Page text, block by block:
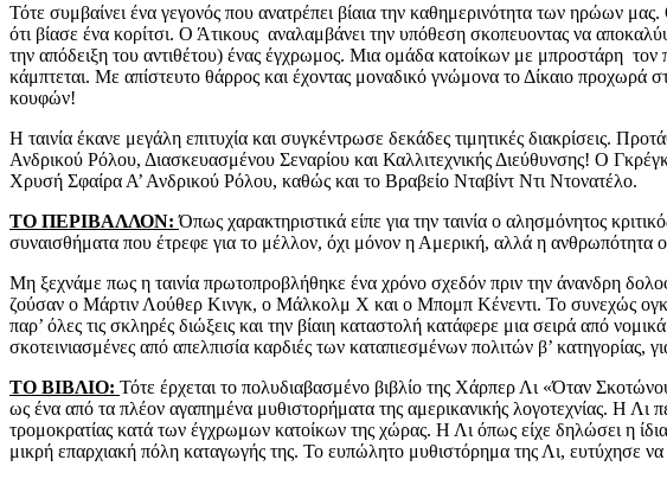
Τότε συμβαίνει ένα γεγονός που ανατρέπει βίαια την καθημερινότητα των ηρώων
ότι βίασε ένα κορίτσι. Ο Άτικους αναλαμβάνει την υπόθεση σκοπευοντας να
την απόδειξη του αντιθέτου) ένας έγχρωμος. Μια ομάδα κατοίκων με μπροστάρη
κάμπτεται. Με απίστευτο θάρρος και έχοντας μοναδικό γνώμονα το Δίκαιο
κουφών!
Η ταινία έκανε μεγάλη επιτυχία και συγκέντρωσε δεκάδες τιμητικές διακρίσεις.
Ανδρικού Ρόλου, Διασκευασμένου Σεναρίου και Καλλιτεχνικής Διεύθυνσης! Ο
Χρυσή Σφαίρα Α’ Ανδρικού Ρόλου, καθώς και το Βραβείο Νταβίντ Ντι Ντονατέλο.
ΤΟ ΠΕΡΙΒΑΛΛΟΝ:Όπως χαρακτηριστικά είπε για την ταινία ο αλησμόνητος
συναισθήματα που έτρεφε για το μέλλον, όχι μόνον η Αμερική, αλλά η
Μη ξεχνάμε πως η ταινία πρωτοπροβλήθηκε ένα χρόνο σχεδόν πριν την άνανδρη
ζούσαν ο Μάρτιν Λούθερ Κινγκ, ο Μάλκολμ Χ και ο Μπομπ Κένεντι. Το συνεχώς
παρ’ όλες τις σκληρές διώξεις και την βίαιη καταστολή κατάφερε μια σειρά από
σκοτεινιασμένες από απελπισία καρδιές των καταπιεσμένων πολιτών β’ κατηγορίας,
TO BIBΛΙΟ: Τότε έρχεται το πολυδιαβασμένο βιβλίο της Χάρπερ Λι «Όταν
ως ένα από τα πλέον αγαπημένα μυθιστορήματα της αμερικανικής λογοτεχνίας. Η Λι
τρομοκρατίας κατά των έγχρωμων κατοίκων της χώρας. Η Λι όπως είχε δηλώσει η
μικρή επαρχιακή πόλη καταγωγής της. Το ευπώλητο μυθιστόρημα της Λι, ευτύχησε